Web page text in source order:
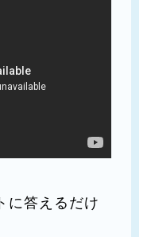
に答えるだけ